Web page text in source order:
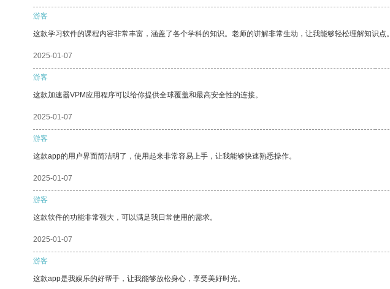
游客
这款学习软件的课程内容非常丰富，涵盖了各个学科的知识。老师的讲解非常生动，让我能够轻松理解知识点。
2025-01-07
游客
这款加速器VPM应用程序可以给你提供全球覆盖和最高安全性的连接。
2025-01-07
游客
这款app的用户界面简洁明了，使用起来非常容易上手，让我能够快速熟悉操作。
2025-01-07
游客
这款软件的功能非常强大，可以满足我日常使用的需求。
2025-01-07
游客
这款app是我娱乐的好帮手，让我能够放松身心，享受美好时光。